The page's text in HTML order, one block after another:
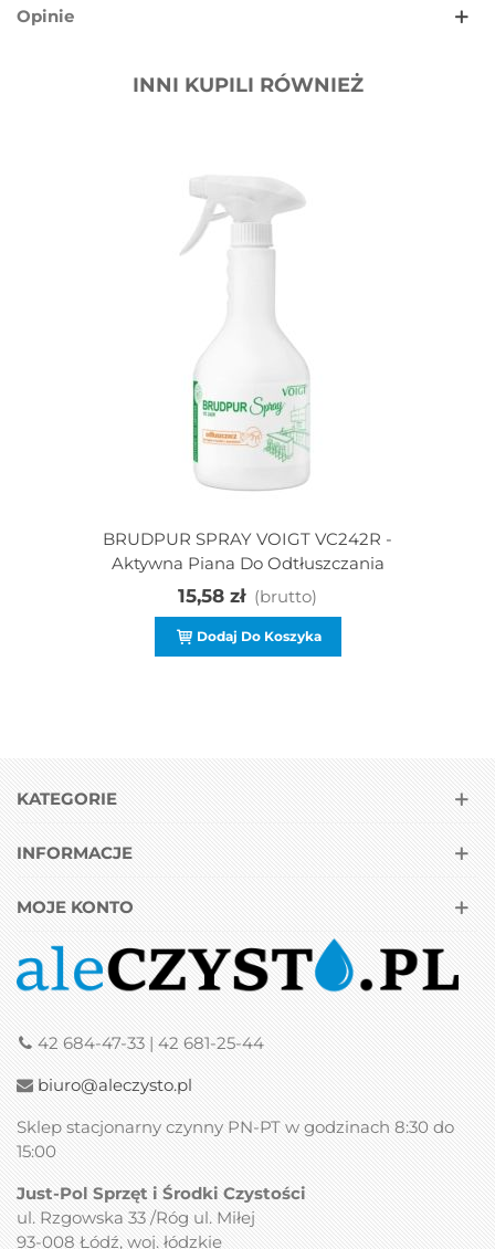
Opinie
INNI KUPILI RÓWNIEŻ
BRUDPUR SPRAY VOIGT VC242R -
Aktywna Piana Do Odtłuszczania
15,58 zł (brutto)
Dodaj Do Koszyka
KATEGORIE
INFORMACJE
MOJE KONTO
42 684-47-33 | 42 681-25-44
biuro@aleczysto.pl
Sklep stacjonarny czynny PN-PT w godzinach 8:30 do
15:00
Just-Pol Sprzęt i Środki Czystości
ul. Rzgowska 33 /Róg ul. Miłej
93-008 Łódź, woj. łódzkie